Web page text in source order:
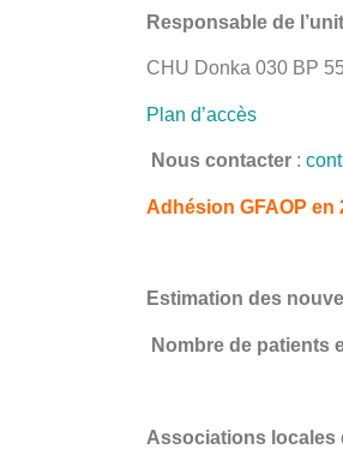
Responsable de
CHU Donka 030 BP
Plan d’accès
Nous contacter :
Adhésion GFAOP en
Estimation des
Nombre de patients
Associations locales